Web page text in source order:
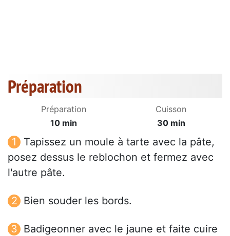
Préparation
Préparation
10 min
Cuisson
30 min
Tapissez un moule à tarte avec la pâte,
posez dessus le reblochon et fermez avec
l'autre pâte.
Bien souder les bords.
Badigeonner avec le jaune et faite cuire